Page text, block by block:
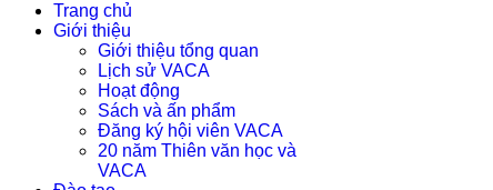
Trang chủ
Giới thiệu
Giới thiệu tổng quan
Lịch sử VACA
Hoạt động
Sách và ấn phẩm
Đăng ký hội viên VACA
20 năm Thiên văn học và
VACA